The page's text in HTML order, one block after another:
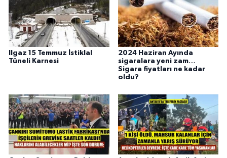
Ilgaz 15 Temmuz İstiklal
Tüneli Karnesi
2024 Haziran Ayında
sigaralara yeni zam…
Sigara fiyatları ne kadar
oldu?